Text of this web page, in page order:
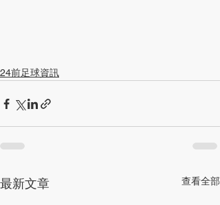
24前足球資訊
最新文章 查看全部